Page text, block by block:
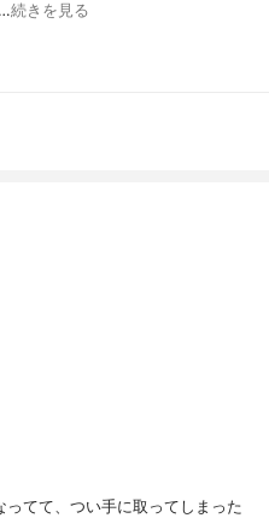
続きを見る
てて、つい手に取ってしまった